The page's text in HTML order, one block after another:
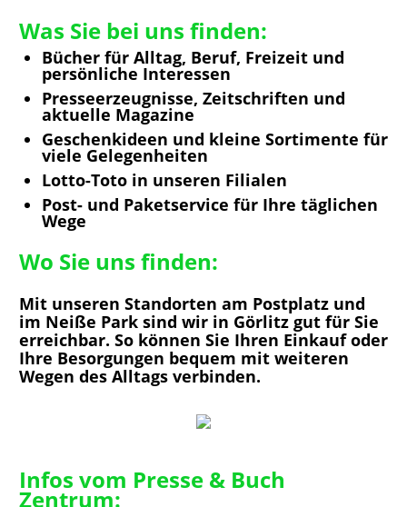
Was Sie bei uns finden:
Bücher für Alltag, Beruf, Freizeit und
persönliche Interessen
Presseerzeugnisse, Zeitschriften und
aktuelle Magazine
Geschenkideen und kleine Sortimente für
viele Gelegenheiten
Lotto-Toto in unseren Filialen
Post- und Paketservice für Ihre täglichen
Wege
Wo Sie uns finden:
Mit unseren Standorten am Postplatz und
im Neiße Park sind wir in Görlitz gut für Sie
erreichbar. So können Sie Ihren Einkauf oder
Ihre Besorgungen bequem mit weiteren
Wegen des Alltags verbinden.
Infos vom Presse & Buch
Zentrum: